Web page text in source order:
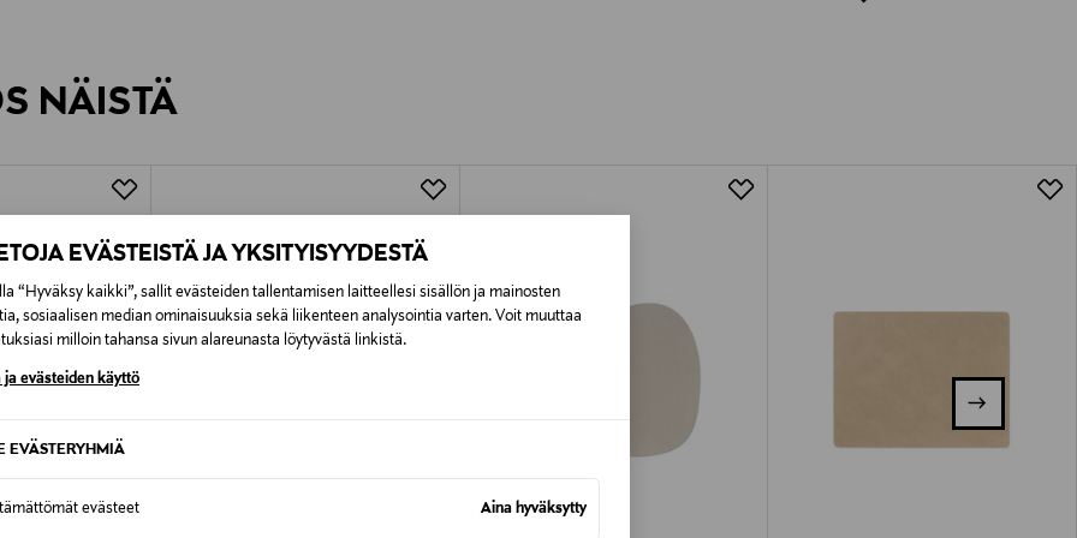
EVÄSTEISTÄ JA YKSITYISYYDESTÄ
“Hyväksy kaikki”, sallit evästeiden tallentamisen laitteellesi sisällön ja mainosten
sosiaalisen median ominaisuuksia sekä liikenteen analysointia varten. Voit muuttaa
milloin tahansa sivun alareunasta löytyvästä linkistä.
ja evästeiden käyttö
EVÄSTERYHMIÄ
evästeet Aina hyväksytty
Alk. 6,90 €, kun toimitus on saatavilla valittuun osoitteeseen.
NÄISTÄ